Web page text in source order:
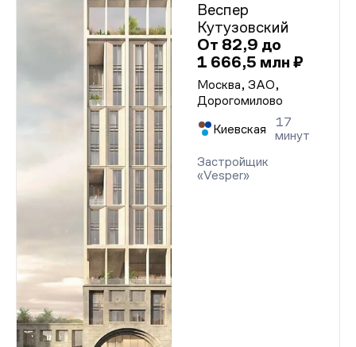
Веспер
Кутузовский
От 82,9 до
1 666,5 млн ₽
Москва, ЗАО,
Дорогомилово
Киевская
17
минут
Застройщик
«Vesper»